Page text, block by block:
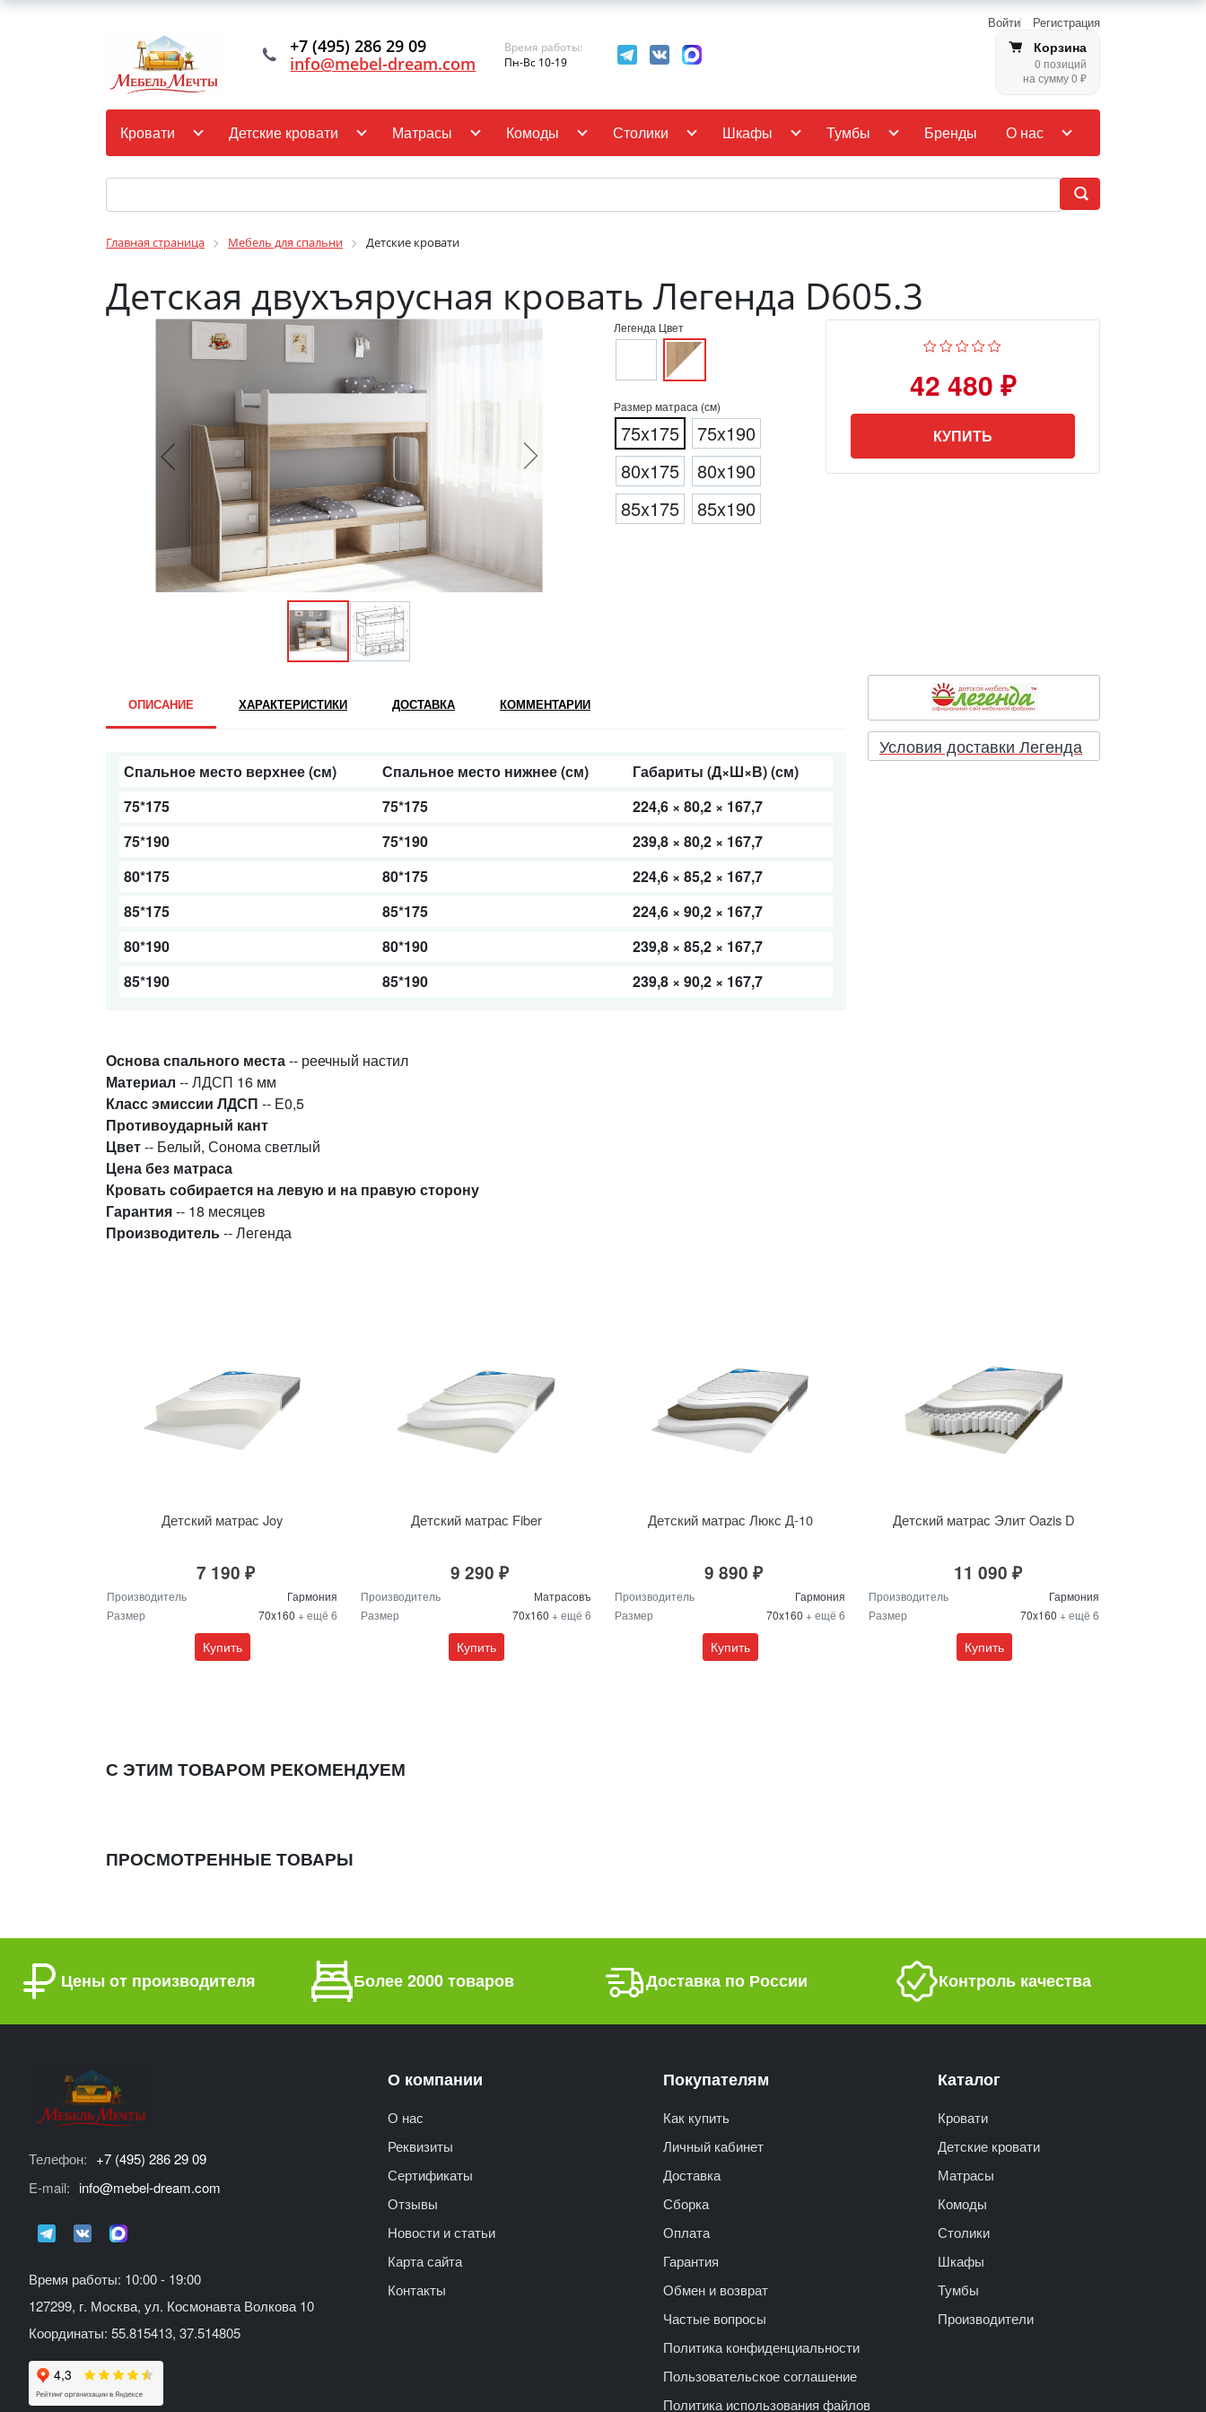
+7 (495) 286 29 09
info@mebel-dream.com
Время работы:
Пн-Вс 10-19
Войти Регистрация
Корзина
0 позиций
на сумму 0 ₽
Кровати Детские кровати Матрасы Комоды Столики Шкафы Тумбы Бренды О нас
Главная страница Мебель для спальни Детские кровати
Детская двухъярусная кровать Легенда D605.3
Легенда Цвет
Размер матраса (см)
75x175
75x190
80x175
80x190
85x175
85x190
42 480 ₽
КУПИТЬ
ОПИСАНИЕ ХАРАКТЕРИСТИКИ ДОСТАВКА КОММЕНТАРИИ
Спальное место верхнее (см) Спальное место нижнее (см)
Габариты (Д×Ш×В) (см)
75*175
75*175
224,6 × 80,2 × 167,7
75*190
75*190
239,8 × 80,2 × 167,7
80*175
80*175
224,6 × 85,2 × 167,7
85*175
85*175
224,6 × 90,2 × 167,7
80*190
80*190
239,8 × 85,2 × 167,7
85*190
85*190 239,8 × 90,2 × 167,7
Основа спального места-- реечный настил
Материал -- ЛДСП 16 мм
Класс эмиссии ЛДСП -- Е0,5
Противоударный кант
Цвет-- Белый, Сонома светлый
Цена без матраса
Кровать собирается на левую и на правую сторону
Гарантия-- 18 месяцев
Производитель-- Легенда
Условия доставки Легенда
Детский матрас Joy
7 190 ₽
Производитель
Гармония
Размер
70x160 + ещё 6
Купить
Детский матрас Fiber
9 290 ₽
Производитель
Матрасовъ
Размер
70x160 + ещё 6
Купить
Детский матрас Люкс Д-10
9 890 ₽
Производитель
Гармония
Размер
70x160 + ещё 6
Купить
Детский матрас Элит Oazis D
11 090 ₽
Производитель
Гармония
Размер
70x160 + ещё 6
Купить
С ЭТИМ ТОВАРОМ РЕКОМЕНДУЕМ
ПРОСМОТРЕННЫЕ ТОВАРЫ
Цены от производителя Более 2000 товаров Доставка по России Контроль качества
Телефон: +7 (495) 286 29 09
E-mail: info@mebel-dream.com
Время работы: 10:00 - 19:00
127299, г. Москва, ул. Космонавта Волкова 10
Координаты: 55.815413, 37.514805
О компании
О нас
Реквизиты
Сертификаты
Отзывы
Новости и статьи
Карта сайта
Контакты
Покупателям
Как купить
Личный кабинет
Доставка
Сборка
Оплата
Гарантия
Обмен и возврат
Частые вопросы
Политика конфиденциальности
Пользовательское соглашение
Политика использования файлов
Каталог
Кровати
Детские кровати
Матрасы
Комоды
Столики
Шкафы
Тумбы
Производители